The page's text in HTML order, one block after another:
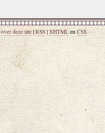
over deze site| RSS| XHTMLen CSS